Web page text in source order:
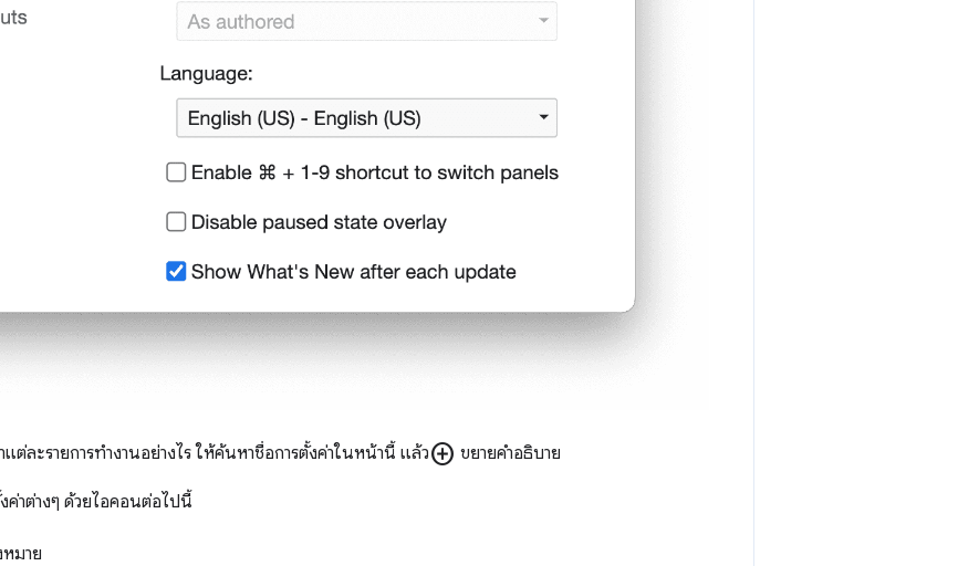
แต่ละรายการทํางานอย่างไร ให้ค้นหาชื่อการตั้งค่าในหน้านี้ แล้วadd_circle ขยายคําอธิบาย
ค่าต่างๆ ด้วยไอคอนต่อไปนี้
หมาย